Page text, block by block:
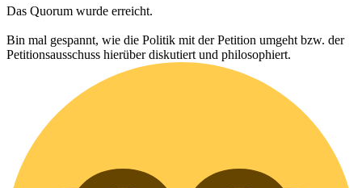
Das Quorum wurde erreicht.
Bin mal gespannt, wie die Politik mit der Petition umgeht bzw. der
Petitionsausschuss hierüber diskutiert und philosophiert.